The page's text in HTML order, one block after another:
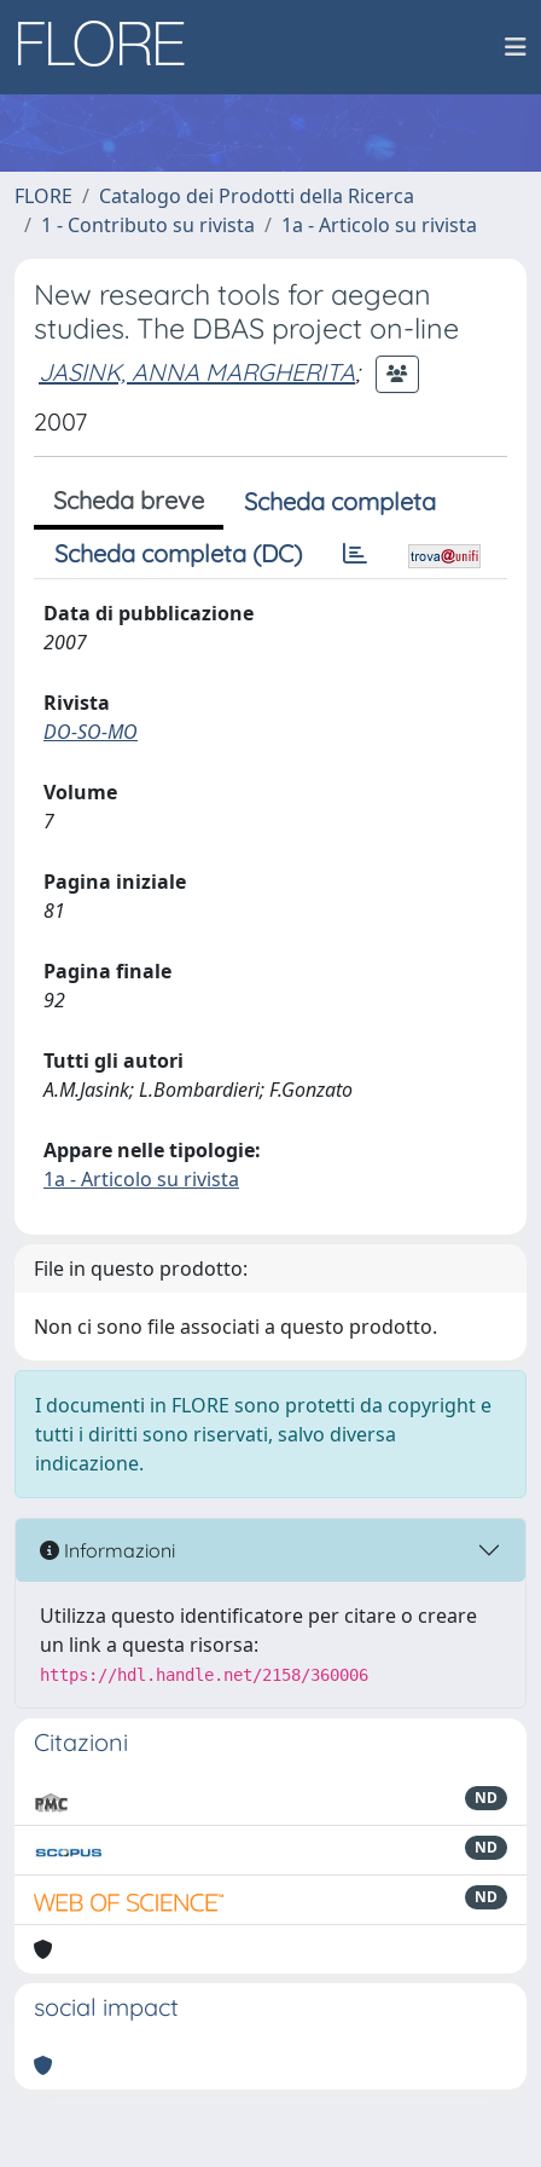
FLORE
Catalogo dei Prodotti della Ricerca
1 - Contributo su rivista
1a - Articolo su rivista
New research tools for aegean
studies. The DBAS project on-line
JASINK, ANNA MARGHERITA;
2007
Scheda breve
Scheda completa
Scheda completa (DC)
Data di pubblicazione
2007
Rivista
DO-SO-MO
Volume
7
Pagina iniziale
81
Pagina finale
92
Tutti gli autori
A.M.Jasink; L.Bombardieri; F.Gonzato
Appare nelle tipologie:
1a - Articolo su rivista
File in questo prodotto:
Non ci sono file associati a questo prodotto.
I documenti in FLORE sono protetti da copyright e
tutti i diritti sono riservati, salvo diversa
indicazione.
Informazioni
Utilizza questo identificatore per citare o creare
un link a questa risorsa:
https://hdl.handle.net/2158/360006
Citazioni
ND
ND
ND
social impact